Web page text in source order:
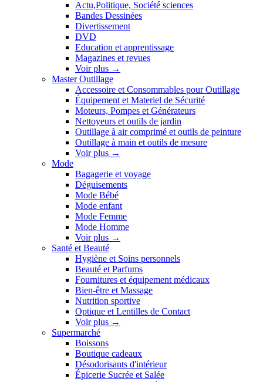
Actu,Politique, Société sciences
Bandes Dessinées
Divertissement
DVD
Education et apprentissage
Magazines et revues
Voir plus →
Master Outillage
Accessoire et Consommables pour Outillage
Équipement et Materiel de Sécurité
Moteurs, Pompes et Générateurs
Nettoyeurs et outils de jardin
Outillage à air comprimé et outils de peinture
Outillage à main et outils de mesure
Voir plus →
Mode
Bagagerie et voyage
Déguisements
Mode Bébé
Mode enfant
Mode Femme
Mode Homme
Voir plus →
Santé et Beauté
Hygiène et Soins personnels
Beauté et Parfums
Fournitures et équipement médicaux
Bien-être et Massage
Nutrition sportive
Optique et Lentilles de Contact
Voir plus →
Supermarché
Boissons
Boutique cadeaux
Désodorisants d'intérieur
Épicerie Sucrée et Salée